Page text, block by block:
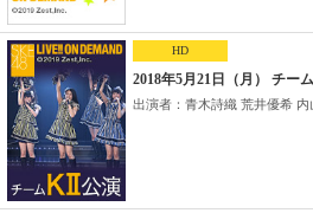
HD
2018年5月21日（月） チー
出演者：青木詩織 荒井優希 内